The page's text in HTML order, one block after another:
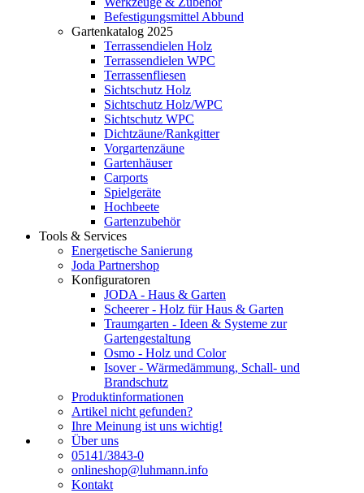
Befestigungsmittel Abbund
Gartenkatalog 2025
Terrassendielen Holz
Terrassendielen WPC
Terrassenfliesen
Sichtschutz Holz
Sichtschutz Holz/WPC
Sichtschutz WPC
Dichtzäune/Rankgitter
Vorgartenzäune
Gartenhäuser
Carports
Spielgeräte
Hochbeete
Gartenzubehör
Tools & Services
Energetische Sanierung
Joda Partnershop
Konfiguratoren
JODA - Haus & Garten
Scheerer - Holz für Haus & Garten
Traumgarten - Ideen & Systeme zur
Gartengestaltung
Osmo - Holz und Color
Isover - Wärmedämmung, Schall- und
Brandschutz
Produktinformationen
Artikel nicht gefunden?
Ihre Meinung ist uns wichtig!
Über uns
05141/3843-0
onlineshop@luhmann.info
Kontakt